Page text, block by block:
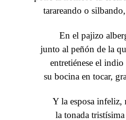
tarareando o
En el pajizo
junto al peñón de la
entretiénese el indio
su bocina en tocar,
Y la esposa infeliz,
la tonada